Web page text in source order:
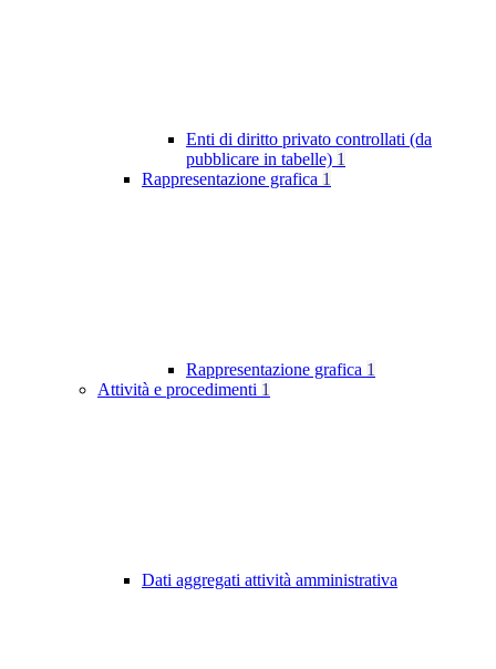
Enti di diritto privato controllati (da
pubblicare in tabelle) 1
Rappresentazione grafica 1
Rappresentazione grafica 1
Attività e procedimenti 1
Dati aggregati attività amministrativa